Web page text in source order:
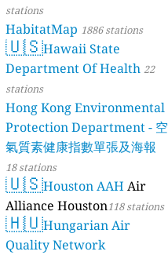
stations
HabitatMap 1886 stations
🇺🇸Hawaii State
Department Of Health 22
stations
Hong Kong Environmental
Protection Department - 空
氣質素健康指數單張及海報
18 stations
🇺🇸Houston AAH Air
Alliance Houston118 stations
🇭🇺Hungarian Air
Quality Network